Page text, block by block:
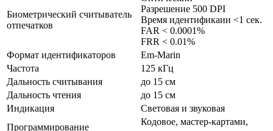
Биометрический считыватель
отпечатков
Разрешение 500 DPI
Время идентификаии <1 сек.
FAR < 0.0001%
FRR < 0.01%
Формат идентификаторов
Em-Marin
Частота
125 кГц
Дальность считывания
до 15 см
Дальность чтения
до 15 см
Индикация
Световая и звуковая
Программирование
Кодовое, мастер-картами,